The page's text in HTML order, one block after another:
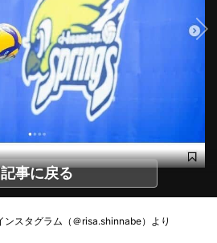
記事に戻る
ンスタグラム（＠risa.shinnabe）より